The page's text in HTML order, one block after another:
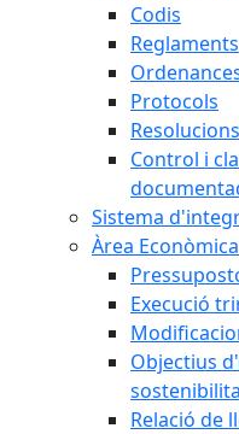
Codis
Reglaments
Protocols
Control i
Sistema
Àrea Econòmica
Execució
Objectius
Relació de